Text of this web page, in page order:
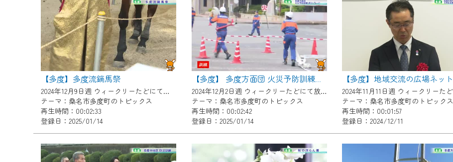
【多度】多度流鏑馬祭
2024年12月9日週 ウィークリーたどにて放送
テーマ：桑名市多度町のトピックス
再生時間：00:02:33
登録日：2025/01/14
【多度】 多度方面団 火災予防訓練・防火パレード
2024年12月2日週 ウィークリーたどにて放送
テーマ：桑名市多度町のトピックス
再生時間：00:02:42
登録日：2025/01/14
テーマ：桑名市多度町のトピックス
再生時間：00:01:57
登録日：2024/12/11
日時 9/24 9:30～16:30
作業の間は、CCNetWebTVの画面が「メンテナンス中」になり、ご利用いただけません。
ご不便をおかけいたしますが、ご了承の程よろしくお願いいたします。